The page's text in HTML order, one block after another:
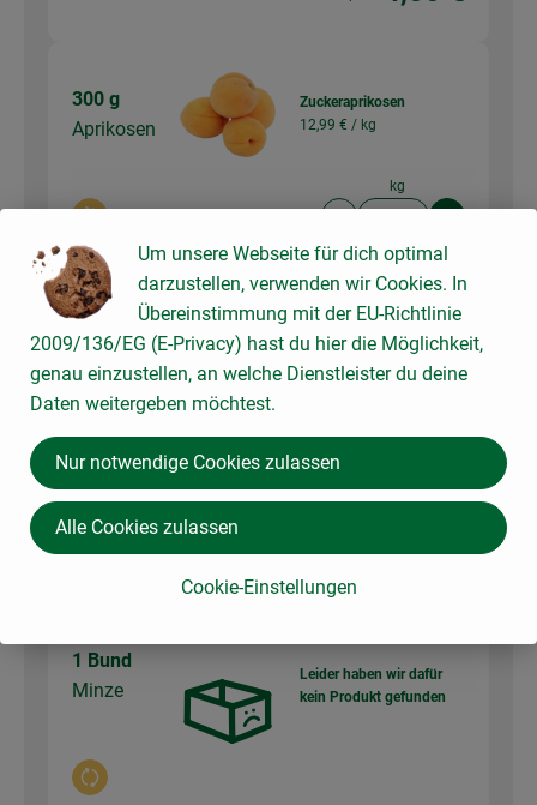
300 g
Aprikosen
Zuckeraprikosen
12,99 € / kg
kg
Gesamtpreis:3,90 €
1 Stk
Cantaloup
e-Melone
(ca. 700g)
Auswahl ändern
Melone Cantaloupe
Artikelanzahl
Gesamtpreis:4,49 €
1 Bund
Minze
Auswahl ändern
Leider haben wir dafür
kein Produkt gefunden
Um unsere Webseite für dich optimal
darzustellen, verwenden wir Cookies. In
Übereinstimmung mit der EU-Richtlinie
2009/136/EG (E-Privacy) hast du hier die Möglichkeit,
genau einzustellen, an welche Dienstleister du deine
Daten weitergeben möchtest.
Cookie-Einstellungen
Nur notwendige Cookies zulassen
Alle Cookies zulassen